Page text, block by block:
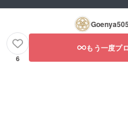
6
もう一度プ